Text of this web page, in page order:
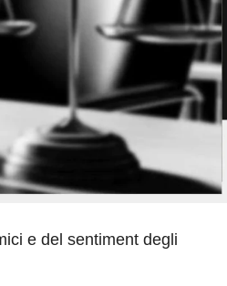
e del sentiment degli